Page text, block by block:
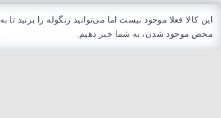
این کالا فعلا موجود نیست اما می‌توانید زنگوله را بزنید تا به
محض موجود شدن، به شما خبر دهیم.